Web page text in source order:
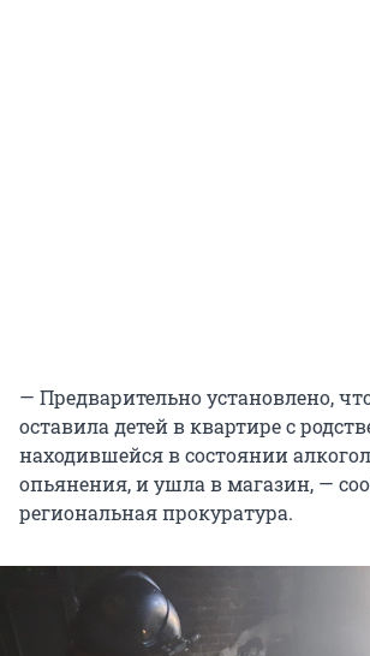
— Предварительно установлено,
оставила детей в квартире с
находившейся в состоянии
опьянения, и ушла в магазин, —
региональная прокуратура.